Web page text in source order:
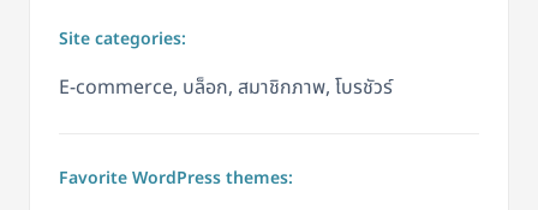
Site categories:
E-commerce, บล็อก, สมาชิกภาพ, โบรชัวร์
Favorite WordPress themes: